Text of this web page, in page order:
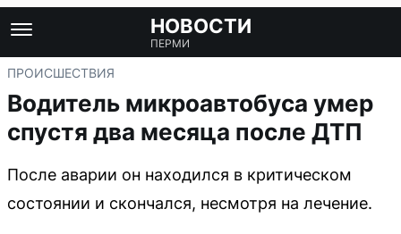
НОВОСТИ
ПЕРМИ
ПРОИСШЕСТВИЯ
Водитель микроавтобуса умер
спустя два месяца после ДТП
После аварии он находился в критическом
состоянии и скончался, несмотря на лечение.